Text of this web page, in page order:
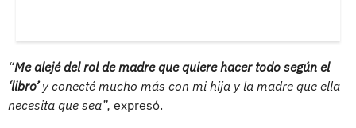
“Me alejé del rol de madre que quiere hacer todo según el
‘libro’y conecté mucho más con mi hija y la madre que ella
necesita que sea”, expresó.